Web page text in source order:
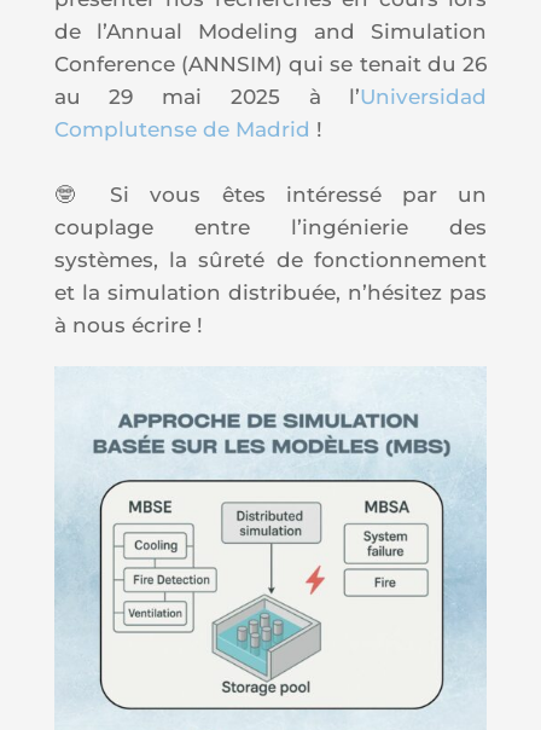
de l’Annual Modeling and Simulation
Conference (ANNSIM) qui se tenait du 26
au 29 mai 2025 à l’Universidad
Complutense de Madrid !
🤓 Si vous êtes intéressé par un
couplage entre l’ingénierie des
systèmes, la sûreté de fonctionnement
et la simulation distribuée, n’hésitez pas
à nous écrire !